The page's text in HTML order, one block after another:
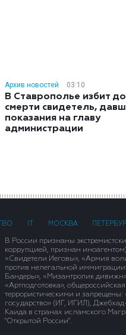
Архив новостей 03:10
В Ставрополье избит до
смерти свидетель,
показания на главу
администрации
МОСКВА
В России признаны
коррупцией, признан
«Свидетели Иеговы», «Армия
против нелегальной
Бандеры», «Мизантропик
«Артподготовка»,
террористическими и
государство» (ИГ, ИГИЛ),
Каида в странах исламского
"Открытой России".